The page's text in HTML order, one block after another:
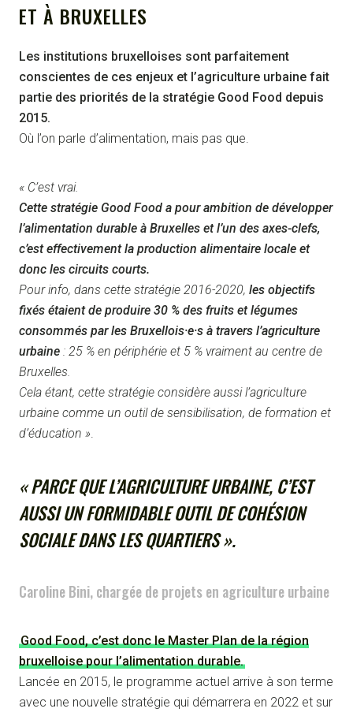
ET À BRUXELLES
Les institutions bruxelloises sont parfaitement
conscientes de ces enjeux et l’agriculture urbaine fait
partie des priorités de la stratégie Good Food depuis
2015.
Où l’on parle d’alimentation, mais pas que.
« C’est vrai.
Cette stratégie Good Food a pour ambition de développer
l’alimentation durable à Bruxelles et l’un des axes-clefs,
c’est effectivement la production alimentaire locale et
donc les circuits courts.
Pour info, dans cette stratégie 2016-2020, les objectifs
fixés étaient de produire 30 % des fruits et légumes
consommés par les Bruxellois·e·s à travers l’agriculture
urbaine : 25 % en périphérie et 5 % vraiment au centre de
Bruxelles.
Cela étant, cette stratégie considère aussi l’agriculture
urbaine comme un outil de sensibilisation, de formation et
d’éducation ».
« PARCE QUE L’AGRICULTURE URBAINE, C’EST
AUSSI UN FORMIDABLE OUTIL DE COHÉSION
SOCIALE DANS LES QUARTIERS ».
Caroline Bini, chargée de projets en agriculture urbaine
Good Food, c’est donc le Master Plan de la région
bruxelloise pour l’alimentation durable.
Lancée en 2015, le programme actuel arrive à son terme
avec une nouvelle stratégie qui démarrera en 2022 et sur